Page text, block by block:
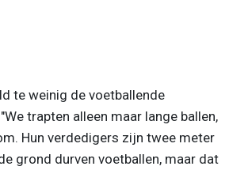
te weinig de voetballende
trapten alleen maar lange ballen,
Hun verdedigers zijn twee meter
grond durven voetballen, maar dat